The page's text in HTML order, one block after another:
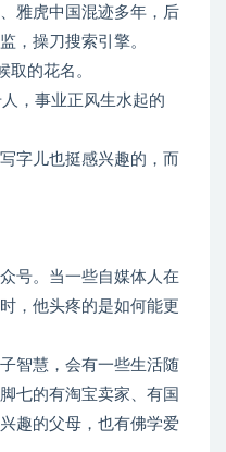
雅虎中国混迹多年，后
，操刀搜索引擎。
取的花名。
，事业正风生水起的
字儿也挺感兴趣的，而
号。当一些自媒体人在
，他头疼的是如何能更
智慧，会有一些生活随
七的有淘宝卖家、有国
趣的父母，也有佛学爱